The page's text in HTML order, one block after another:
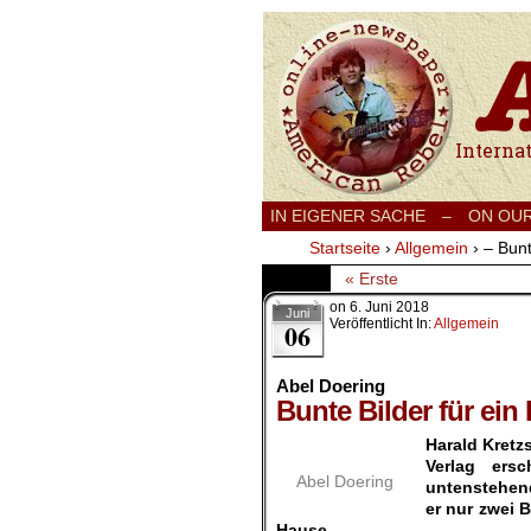
IN EIGENER SACHE – ON
Startseite › Allgemein › –
« Erste
Juni
06
on 6. Juni 2018
Veröffentlicht In:Allgemein
Abel Doering
Bunte Bilder für ein
Abel Doering
Harald
Verlag
er nur zwei